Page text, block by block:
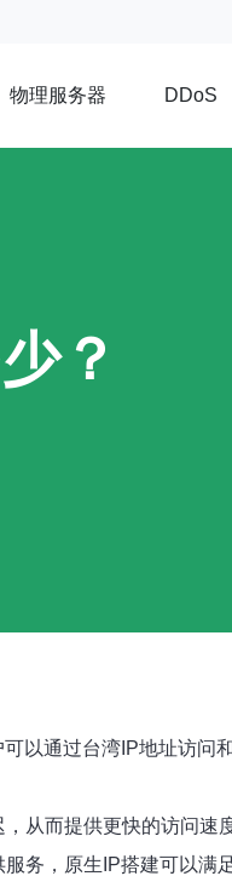
物理服务器 DDoS
？
以通过台湾IP地址访问
从而提供更快的访问速度
务，原生IP搭建可以满